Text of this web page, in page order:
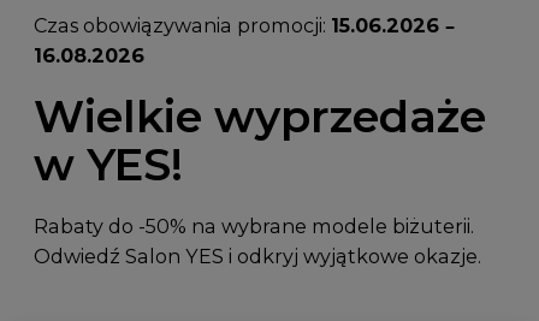
Czas obowiązywania promocji: 15.06.2026 –
16.08.2026
Wielkie wyprzedaże
w YES!
Rabaty do -50% na wybrane modele biżuterii.
Odwiedź Salon YES i odkryj wyjątkowe okazje.